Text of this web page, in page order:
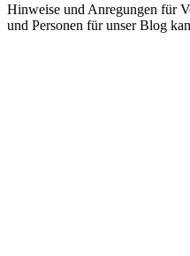
Hinweise und Anregungen für
und Personen für unser Blog